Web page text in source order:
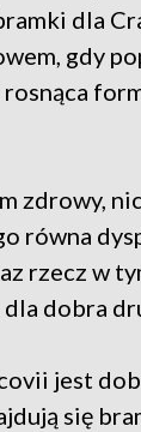
dla
gdy
zdrowy,
równa
rzecz w
dobra
jest
się